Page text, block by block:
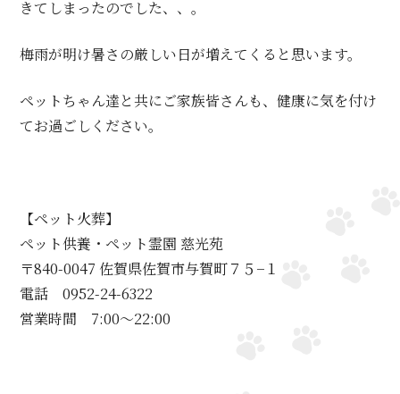
きてしまったのでした、、。
梅雨が明け暑さの厳しい日が増えてくると思います。
ペットちゃん達と共にご家族皆さんも、健康に気を付け
てお過ごしください。
【ペット火葬】
ペット供養・ペット霊園 慈光苑
〒840-0047 佐賀県佐賀市与賀町７５−１
電話 0952-24-6322
営業時間 7:00～22:00